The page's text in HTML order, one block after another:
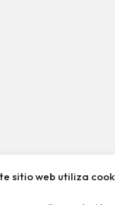
sitio web utiliza